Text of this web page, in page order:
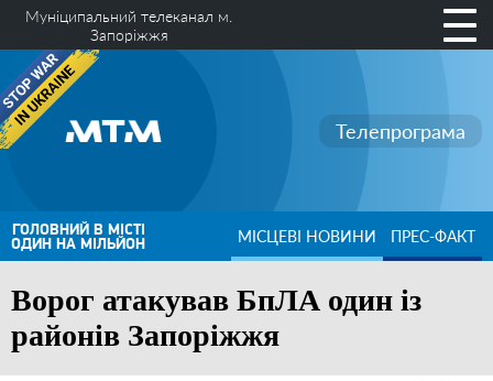
Муніципальний телеканал м.
Запоріжжя
Телепрограма
ГОЛОВНИЙ В МІСТІ
ОДИН НА МІЛЬЙОН МІСЦЕВІ НОВИНИ ПРЕС-ФАКТ
Ворог атакував БпЛА один із
районів Запоріжжя